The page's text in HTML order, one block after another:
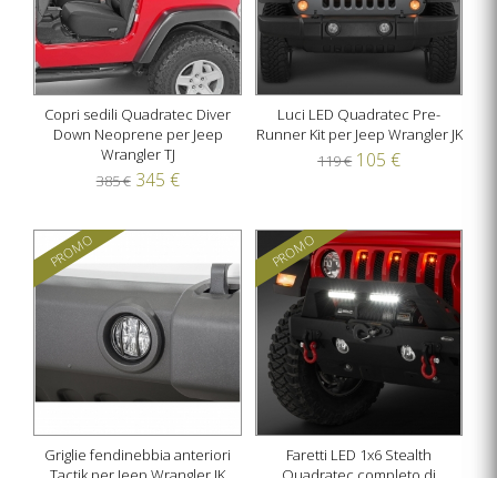
Copri sedili Quadratec Diver
Down Neoprene per Jeep
Wrangler TJ
385 € 345 €
Luci LED Quadratec Pre-
Runner Kit per Jeep Wrangler JK
119 € 105 €
PROMO
Griglie fendinebbia anteriori
PROMO
Faretti LED 1x6 Stealth